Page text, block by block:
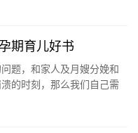
期育儿好书
题，和家人及月嫂分娩和
的时刻，那么我们自己需